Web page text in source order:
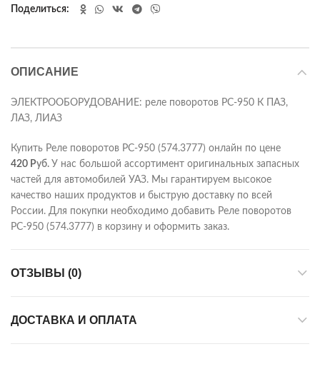
Поделиться
ОПИСАНИЕ
ЭЛЕКТРООБОРУДОВАНИЕ: реле поворотов РС-950 К ПАЗ,
ЛАЗ, ЛИАЗ
Купить Реле поворотов РС-950 (574.3777) онлайн по цене
420 Руб. У нас большой ассортимент оригинальных запасных
частей для автомобилей УАЗ. Мы гарантируем высокое
качество наших продуктов и быструю доставку по всей
России. Для покупки необходимо добавить Реле поворотов
РС-950 (574.3777) в корзину и оформить заказ.
ОТЗЫВЫ (0)
ДОСТАВКА И ОПЛАТА